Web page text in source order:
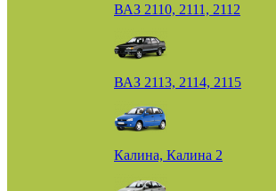
ВАЗ 2110, 2111, 2112
ВАЗ 2113, 2114, 2115
Калина, Калина 2